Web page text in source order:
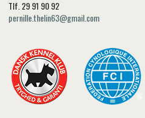
Tlf. 29 91 90 92
pernille.thelin63@gmail.com